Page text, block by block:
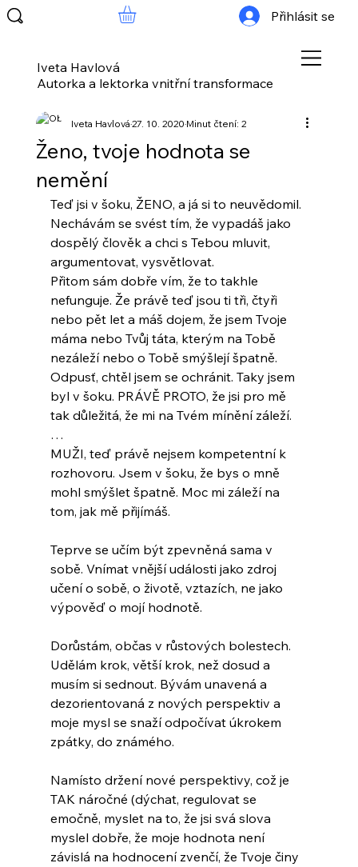
Iveta Havlová
Autorka a lektorka vnitřní transformace
Přihlásit se
Ženo, tvoje hodnota se
nemění
Iveta Havlová27. 10. 2020Minut čtení: 2
Teď jsi v šoku, ŽENO, a já si to neuvědomil.
Nechávám se svést tím, že vypadáš jako
dospělý člověk a chci s Tebou mluvit,
argumentovat, vysvětlovat.
Přitom sám dobře vím, že to takhle
nefunguje. Že právě teď jsou ti tři, čtyři
nebo pět let a máš dojem, že jsem Tvoje
máma nebo Tvůj táta, kterým na Tobě
nezáleží nebo o Tobě smýšlejí špatně.
Odpusť, chtěl jsem se ochránit. Taky jsem
byl v šoku. PRÁVĚ PROTO, že jsi pro mě
tak důležitá, že mi na Tvém mínění záleží.
…
MUŽI, teď právě nejsem kompetentní k
rozhovoru. Jsem v šoku, že bys o mně
mohl smýšlet špatně. Moc mi záleží na
tom, jak mě přijímáš.
Teprve se učím být zpevněná sama v
sobě. Vnímat vnější události jako zdroj
učení o sobě, o životě, vztazích, ne jako
výpověď o mojí hodnotě.
Dorůstám, občas v růstových bolestech.
Udělám krok, větší krok, než dosud a
musím si sednout. Bývám unavená a
dezorientovaná z nových perspektiv a
moje mysl se snaží odpočívat úkrokem
zpátky, do známého.
Namísto držení nové perspektivy, což je
TAK náročné (dýchat, regulovat se
emočně, myslet na to, že jsi svá slova
myslel dobře, že moje hodnota není
závislá na hodnocení zvenčí, že Tvoje činy